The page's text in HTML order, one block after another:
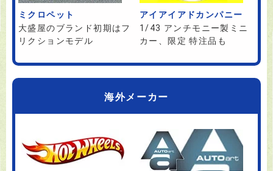
ミクロペット
大盛屋のブランド初期はフ
リクションモデル
アイアイアドカンパニー
1/43 アンチモニー製ミニ
カー、限定 特注品も
海外メーカー